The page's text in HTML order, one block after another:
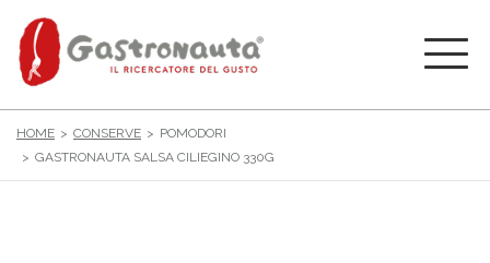
HOME CONSERVE
POMODORI
GASTRONAUTA SALSA CILIEGINO 330G